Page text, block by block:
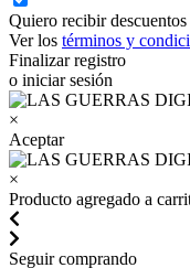
Quiero recibir
Ver los términos y
Finalizar registro
o iniciar sesión
×
Aceptar
×
Producto agregado a
Seguir comprando